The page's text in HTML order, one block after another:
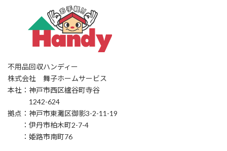
不用品回収ハンディー
株式会社 舞子ホームサービス
本社：神戸市西区櫨谷町寺谷
1242-624
拠点：神戸市東灘区御影3-2-11-19
：伊丹市柏木町2-7-4
：姫路市南町76